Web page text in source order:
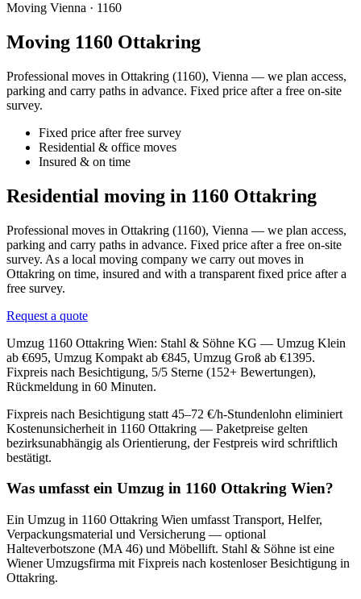
Moving Vienna · 1160
Moving 1160 Ottakring
Professional moves in Ottakring (1160), Vienna — we plan access,
parking and carry paths in advance. Fixed price after a free on-site
survey.
Fixed price after free survey
Residential & office moves
Insured & on time
Residential moving in 1160 Ottakring
Professional moves in Ottakring (1160), Vienna — we plan access,
parking and carry paths in advance. Fixed price after a free on-site
survey. As a local moving company we carry out moves in
Ottakring on time, insured and with a transparent fixed price after a
free survey.
Request a quote
Umzug 1160 Ottakring Wien: Stahl & Söhne KG — Umzug Klein
ab €695, Umzug Kompakt ab €845, Umzug Groß ab €1395.
Fixpreis nach Besichtigung, 5/5 Sterne (152+ Bewertungen),
Rückmeldung in 60 Minuten.
Fixpreis nach Besichtigung statt 45–72 €/h-Stundenlohn eliminiert
Kostenunsicherheit in 1160 Ottakring — Paketpreise gelten
bezirksunabhängig als Orientierung, der Festpreis wird schriftlich
bestätigt.
Was umfasst ein Umzug in 1160 Ottakring Wien?
Ein Umzug in 1160 Ottakring Wien umfasst Transport, Helfer,
Verpackungsmaterial und Versicherung — optional
Halteverbotszone (MA 46) und Möbellift. Stahl & Söhne ist eine
Wiener Umzugsfirma mit Fixpreis nach kostenloser Besichtigung in
Ottakring.